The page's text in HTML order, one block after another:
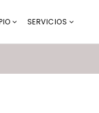
SERVICIOS